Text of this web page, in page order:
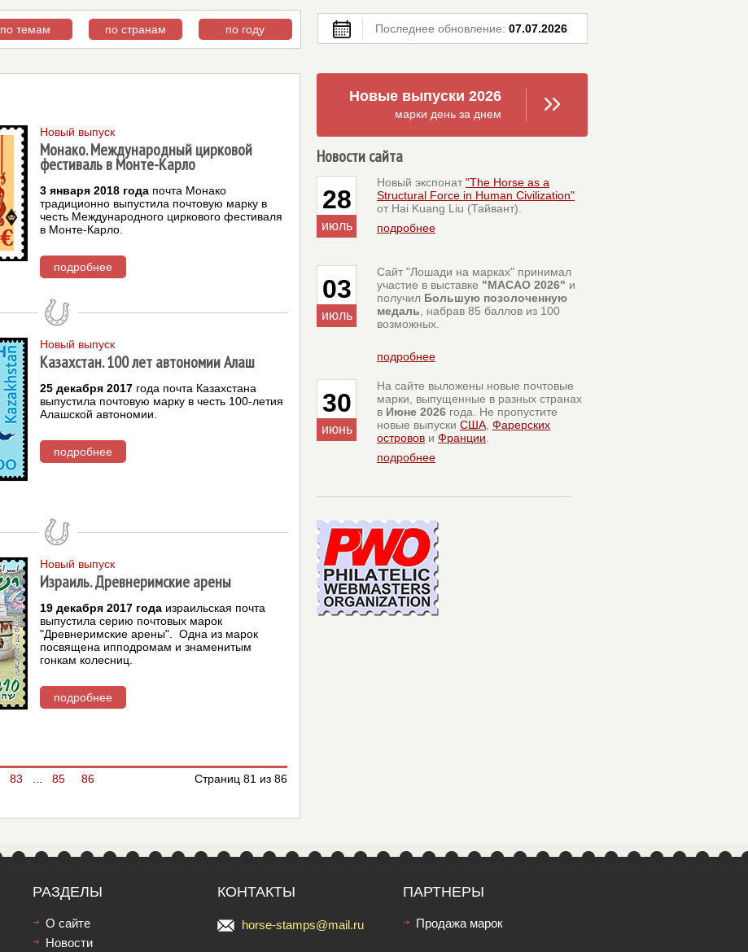
по темам по странам по году Последнее обновление: 07.07.2026
Новый выпуск
Монако. Международный цирковой
фестиваль в Монте-Карло
3 января 2018 года почта Монако
традиционно выпустила почтовую марку в
честь Международного циркового фестиваля
в Монте-Карло.
подробнее
Новый выпуск
Казахстан. 100 лет автономии Алаш
25 декабря 2017 года почта Казахстана
выпустила почтовую марку в честь 100-летия
Алашской автономии.
подробнее
Новый выпуск
Израиль. Древнеримские арены
19 декабря 2017 года израильская почта
выпустила серию почтовых марок
"Древнеримские арены". Одна из марок
посвящена ипподромам и знаменитым
гонкам колесниц.
подробнее
83 85 86 Страниц 81 из 86
Новые выпуски 2026
марки день за днем
Новости сайта
28
июль
Новый экспонат "The Horse as a
Structural Force in Human Civilization"
от Hai Kuang Liu (Тайвант).
подробнее
03
июль
Cайт "Лошади на марках" принимал
участие в выставке "MACAO 2026" и
получил Большую позолоченную
медаль , набрав 85 баллов из 100
возможных.
подробнее
30
июнь
На сайте выложены новые почтовые
марки, выпущенные в разных странах
в Июне 2026 года. Не пропустите
новые выпуски США Фарерских
островов и Франции
подробнее
РАЗДЕЛЫ
О сайте
Новости
КОНТАКТЫ
horse-stamps@mail.ru
ПАРТНЕРЫ
Продажа марок